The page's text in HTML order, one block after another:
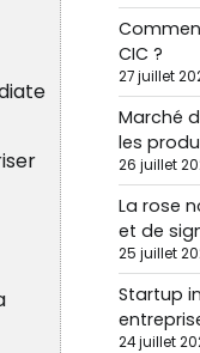
CIC ?
27 juillet
Marché
les
26 juillet
La rose
et de
25 juillet
Startup
24 juillet